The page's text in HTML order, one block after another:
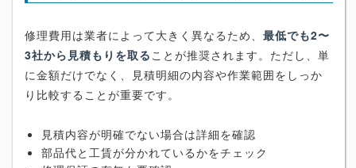
修理費用は業者によって大きく異なるため、 最低でも2〜
3社から見積もりを取ることが推奨されます。ただし、単
に金額だけでなく、見積明細の内容や作業範囲をしっか
り比較することが重要です。
見積内容が明確でない場合は詳細を確認
部品代と工賃が分かれているかをチェック